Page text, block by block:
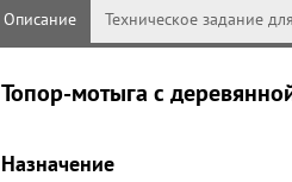
Описание Техническое задание
Топор-мотыга c
Назначение